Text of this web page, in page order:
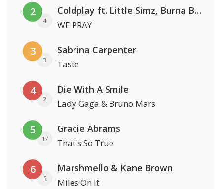
2
4
Coldplay ft. Little Simz, Burna Boy, Elyanna & Tini
WE PRAY
3
3
Sabrina Carpenter
Taste
4
2
Die With A Smile
Lady Gaga & Bruno Mars
5
17
Gracie Abrams
That's So True
6
5
Marshmello & Kane Brown
Miles On It